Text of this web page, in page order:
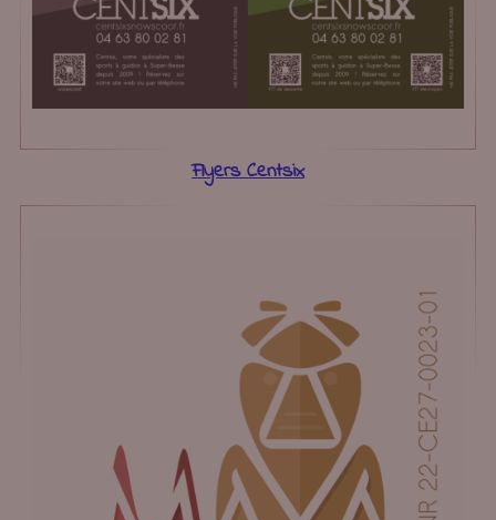
Flyers Centsix